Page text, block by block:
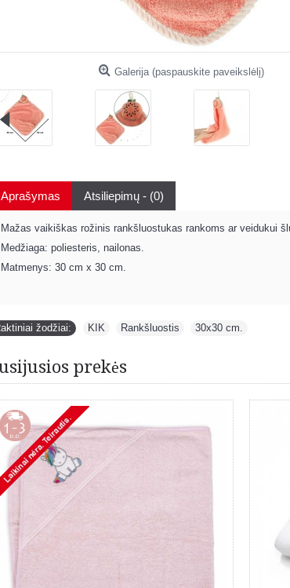
Galerija (paspauskite paveikslėlį)
Aprašymas Atsiliepimų - (0)
Mažas vaikiškas rožinis rankšluostukas rankoms ar veidukui
Medžiaga: poliesteris, nailonas.
Matmenys: 30 cm x 30 cm.
žodžiai: KIK Rankšluostis 30x30 cm.
prekės